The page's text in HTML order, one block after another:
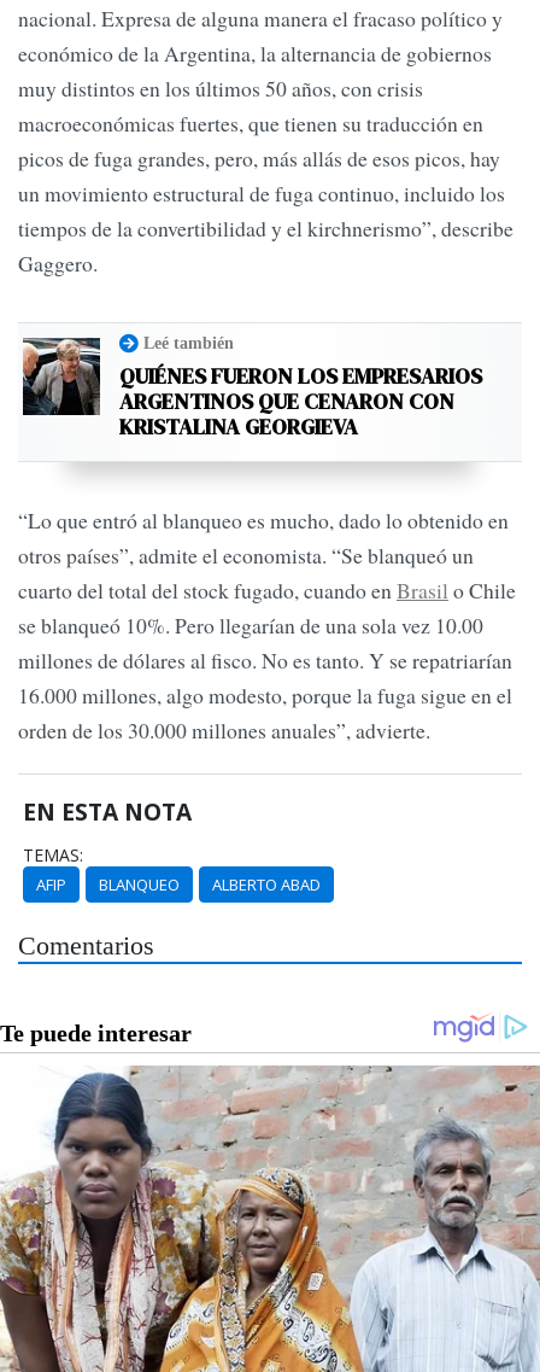
nacional. Expresa de alguna manera el fracaso político y
económico de la Argentina, la alternancia de gobiernos
muy distintos en los últimos 50 años, con crisis
macroeconómicas fuertes, que tienen su traducción en
picos de fuga grandes, pero, más allás de esos picos, hay
un movimiento estructural de fuga continuo, incluido los
tiempos de la convertibilidad y el kirchnerismo”, describe
Gaggero.
Leé también
QUIÉNES FUERON LOS EMPRESARIOS
ARGENTINOS QUE CENARON CON
KRISTALINA GEORGIEVA
“Lo que entró al blanqueo es mucho, dado lo obtenido en
otros países”, admite el economista. “Se blanqueó un
cuarto del total del stock fugado, cuando enBrasil o Chile
se blanqueó 10%. Pero llegarían de una sola vez 10.00
millones de dólares al fisco. No es tanto. Y se repatriarían
16.000 millones, algo modesto, porque la fuga sigue en el
orden de los 30.000 millones anuales”, advierte.
EN ESTA NOTA
TEMAS:
AFIP BLANQUEO ALBERTO ABAD
Comentarios